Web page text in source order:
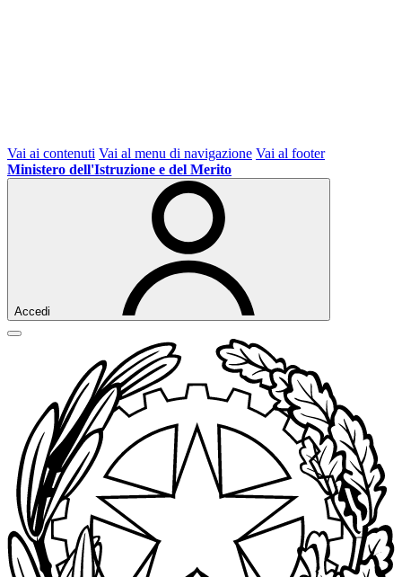
Vai ai contenuti Vai al menu di navigazione Vai al footer
Ministero dell'Istruzione e del Merito
Accedi